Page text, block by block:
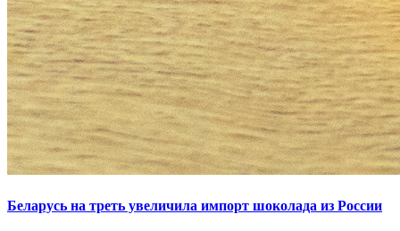
Беларусь на треть увеличила импорт шоколада из России